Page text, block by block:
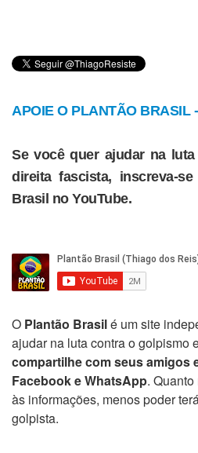
APOIE O PLANTÃO BRASIL
Se você quer ajudar na
direita fascista, inscreva-
Brasil no YouTube.
O Plantão Brasilé um site
ajudar na luta contra o golpismo
compartilhe com seus amigos
Facebook e WhatsApp.
às informações, menos poder
golpista.